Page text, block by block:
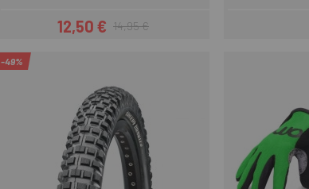
Precio
12,50 €Precio regular
14,95 €
-49%